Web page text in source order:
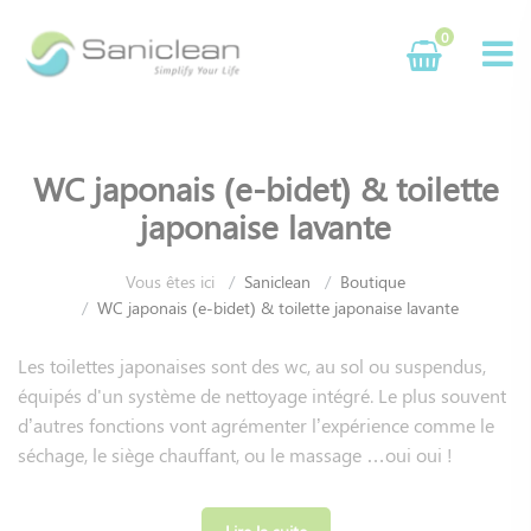
0
WC japonais (e-bidet) & toilette
japonaise lavante
Vous êtes ici Saniclean
Boutique
WC japonais (e-bidet) & toilette japonaise lavante
Les toilettes japonaises sont des wc, au sol ou suspendus,
équipés d'un système de nettoyage intégré. Le plus souvent
d’autres fonctions vont agrémenter l’expérience comme le
séchage, le siège chauffant, ou le massage …oui oui !
Saniclean fait fabriquer dans ses usines des équipements de